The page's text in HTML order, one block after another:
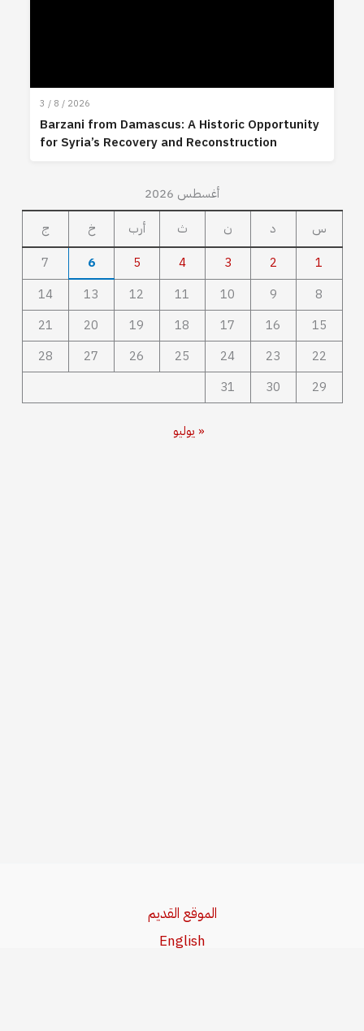
3 / 8 / 2026
Barzani from Damascus: A Historic Opportunity
for Syria’s Recovery and Reconstruction
أغسطس 2026
س
د ن ث أرب خ
ج
1
2
3
4
5
6
7
8
9
10
11
12
13
14
15
16
17
18
19
20
21
22
23
24
25
26
27
28
29
30
31
« يوليو
الموقع القديم
English